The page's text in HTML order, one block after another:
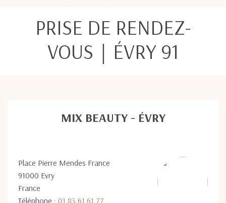
PRISE DE RENDEZ-
VOUS｜ÉVRY 91
MIX BEAUTY - ÉVRY
Place Pierre Mendes France
91000 Evry
France
Téléphone : 01 83 61 61 77